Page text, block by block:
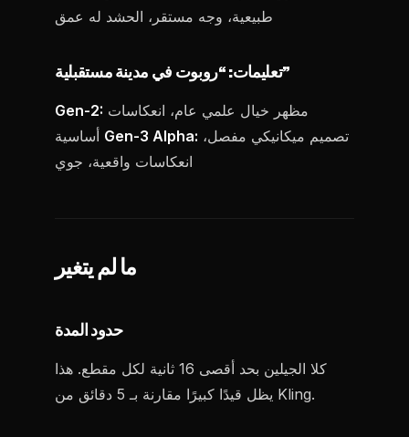
طبيعية، وجه مستقر، الحشد له عمق
تعليمات: “روبوت في مدينة مستقبلية”
Gen-2:
Gen-3 Alpha:
انعكاسات واقعية، جوي
ما لم يتغير
حدود المدة
كلا الجيلين بحد أقصى 16 ثانية لكل مقطع. هذا
يظل قيدًا كبيرًا مقارنة بـ 5 دقائق من Kling.